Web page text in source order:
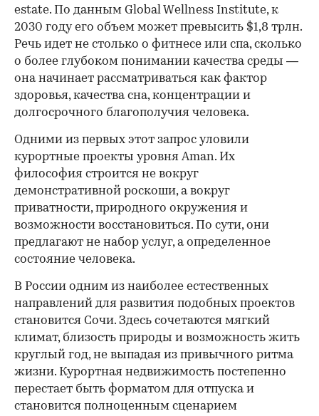
estate. По данным Global Wellness Institute, к
2030 году его объем может превысить $1,8 трлн.
Речь идет не столько о фитнесе или спа, сколько
о более глубоком понимании качества среды —
она начинает рассматриваться как фактор
здоровья, качества сна, концентрации и
долгосрочного благополучия человека.
Одними из первых этот запрос уловили
курортные проекты уровня Aman. Их
философия строится не вокруг
демонстративной роскоши, а вокруг
приватности, природного окружения и
возможности восстановиться. По сути, они
предлагают не набор услуг, а определенное
состояние человека.
В России одним из наиболее естественных
направлений для развития подобных проектов
становится Сочи. Здесь сочетаются мягкий
климат, близость природы и возможность жить
круглый год, не выпадая из привычного ритма
жизни. Курортная недвижимость постепенно
перестает быть форматом для отпуска и
становится полноценным сценарием